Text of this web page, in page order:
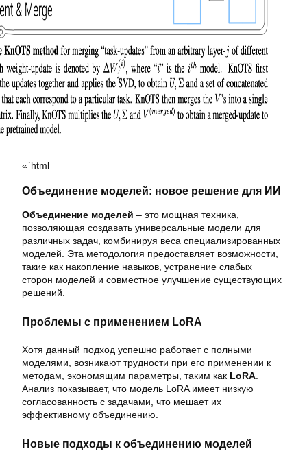
«`html
Объединение моделей: новое решение для ИИ
Объединение моделей – это мощная техника,
позволяющая создавать универсальные модели для
различных задач, комбинируя веса специализированных
моделей. Эта методология предоставляет возможности,
такие как накопление навыков, устранение слабых
сторон моделей и совместное улучшение существующих
решений.
Проблемы с применением LoRA
Хотя данный подход успешно работает с полными
моделями, возникают трудности при его применении к
методам, экономящим параметры, таким как LoRA
Анализ показывает, что модель LoRA имеет низкую
согласованность с задачами, что мешает их
эффективному объединению.
Новые подходы к объединению моделей